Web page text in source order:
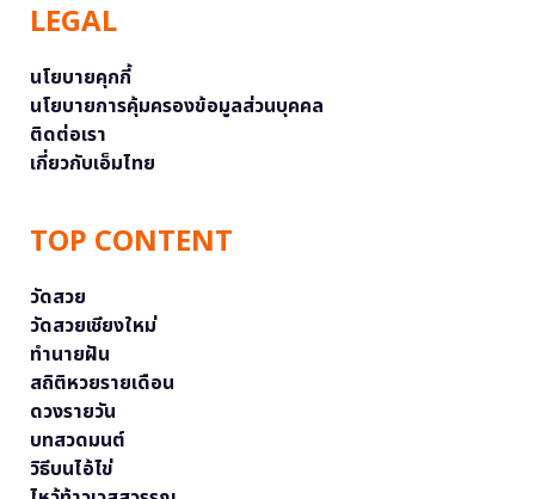
LEGAL
นโยบายคุกกี้
นโยบายการคุ้มครองข้อมูลส่วนบุคคล
ติดต่อเรา
เกี่ยวกับเอ็มไทย
TOP CONTENT
วัดสวย
วัดสวยเชียงใหม่
ทำนายฝัน
สถิติหวยรายเดือน
ดวงรายวัน
บทสวดมนต์
วิธีบนไอ้ไข่